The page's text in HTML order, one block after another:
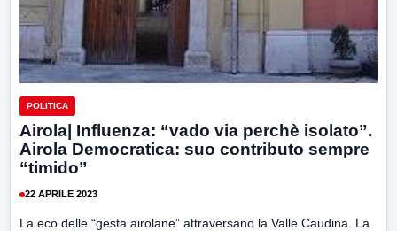
POLITICA
Airola| Influenza: “vado via perchè isolato”.
Airola Democratica: suo contributo sempre
“timido”
22 APRILE 2023
La eco delle “gesta airolane” attraversano la Valle Caudina. La